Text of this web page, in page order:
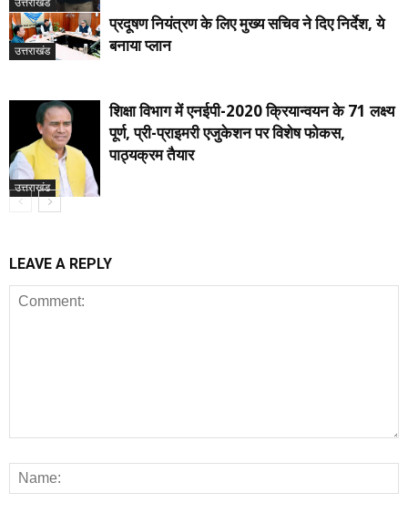
उत्तराखंड
प्रदूषण नियंत्रण के लिए मुख्य सचिव ने दिए निर्देश, ये
बनाया प्लान
उत्तराखंड
शिक्षा विभाग में एनईपी-2020 क्रियान्वयन के 71 लक्ष्य
पूर्ण, प्री-प्राइमरी एजुकेशन पर विशेष फोकस,
पाठ्यक्रम तैयार
LEAVE A REPLY